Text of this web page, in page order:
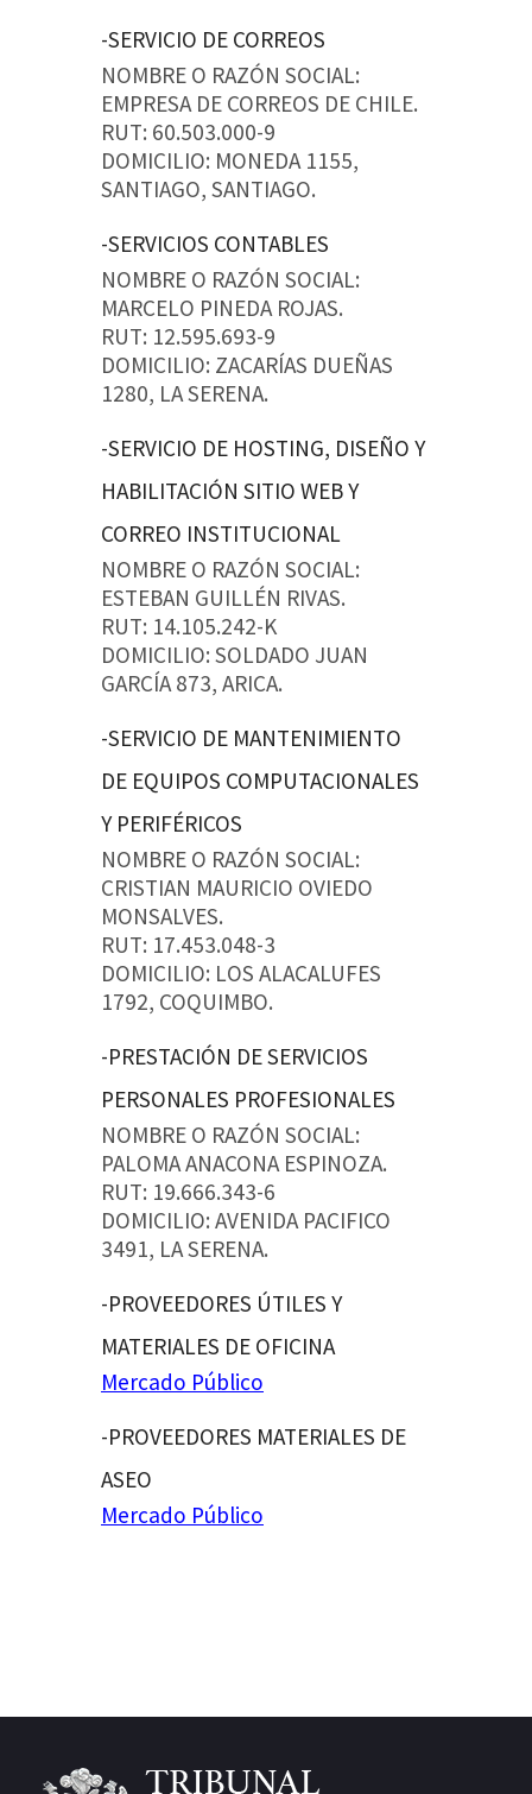
-SERVICIO DE CORREOS
NOMBRE O RAZÓN SOCIAL:
EMPRESA DE CORREOS DE CHILE.
RUT: 60.503.000-9
DOMICILIO: MONEDA 1155,
SANTIAGO, SANTIAGO.
-SERVICIOS CONTABLES
NOMBRE O RAZÓN SOCIAL:
MARCELO PINEDA ROJAS.
RUT: 12.595.693-9
DOMICILIO: ZACARÍAS DUEÑAS
1280, LA SERENA.
-SERVICIO DE HOSTING, DISEÑO Y
HABILITACIÓN SITIO WEB Y
CORREO INSTITUCIONAL
NOMBRE O RAZÓN SOCIAL:
ESTEBAN GUILLÉN RIVAS.
RUT: 14.105.242-K
DOMICILIO: SOLDADO JUAN
GARCÍA 873, ARICA.
-SERVICIO DE MANTENIMIENTO
DE EQUIPOS COMPUTACIONALES
Y PERIFÉRICOS
NOMBRE O RAZÓN SOCIAL:
CRISTIAN MAURICIO OVIEDO
MONSALVES.
RUT: 17.453.048-3
DOMICILIO: LOS ALACALUFES
1792, COQUIMBO.
-PRESTACIÓN DE SERVICIOS
PERSONALES PROFESIONALES
NOMBRE O RAZÓN SOCIAL:
PALOMA ANACONA ESPINOZA.
RUT: 19.666.343-6
DOMICILIO: AVENIDA PACIFICO
3491, LA SERENA.
-PROVEEDORES ÚTILES Y
MATERIALES DE OFICINA
Mercado Público
-PROVEEDORES MATERIALES DE
ASEO
Mercado Público